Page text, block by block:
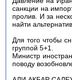
санкции на
пролив. И за
найти
Для того чтобы
группой 5+1.
Министр
поводу